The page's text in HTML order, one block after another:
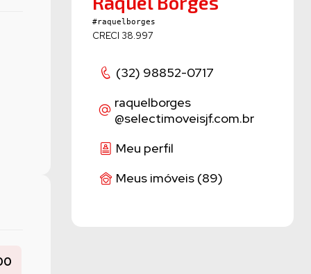
#raquelborges
CRECI 38.997
(32) 98852-0717
raquelborges
@selectimoveisjf.com.br
Meu perfil
Meus imóveis (89)